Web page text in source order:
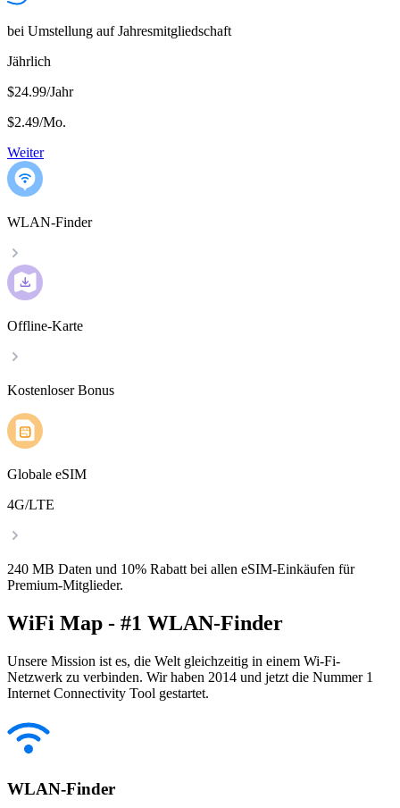
bei Umstellung auf Jahresmitgliedschaft
Jährlich
$24.99/Jahr
$2.49/Mo.
Weiter
WLAN-Finder
Offline-Karte
Kostenloser Bonus
Globale eSIM
4G/LTE
240 MB Daten und 10% Rabatt bei allen eSIM-Einkäufen für
Premium-Mitglieder.
WiFi Map - #1 WLAN-Finder
Unsere Mission ist es, die Welt gleichzeitig in einem Wi-Fi-
Netzwerk zu verbinden. Wir haben 2014 und jetzt die Nummer 1
Internet Connectivity Tool gestartet.
WLAN-Finder